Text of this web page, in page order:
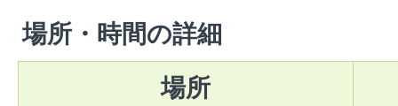
場所・時間の詳細
場所